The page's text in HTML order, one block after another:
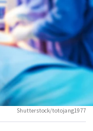
Shutterstock/totojang1977